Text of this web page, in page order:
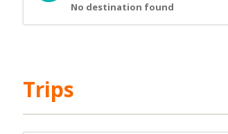
No destination found
Trips